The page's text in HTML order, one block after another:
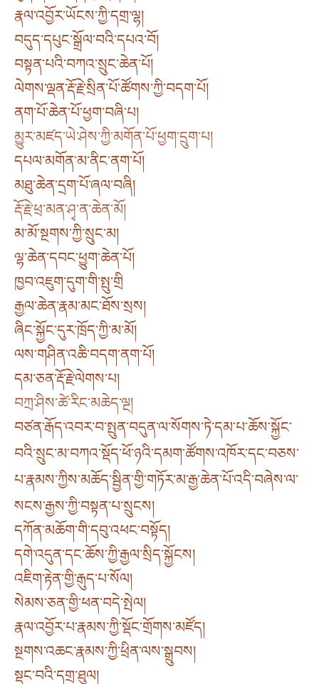
རྣལ་འབྱོར་ཡོངས་ཀྱི་དགྲ་ལྷ།
བདུད་དཔུང་སྒྲོལ་བའི་དཔའ་བོ།
བསྟན་པའི་བཀའ་སྲུང་ཆེན་པོ།
ལེགས་ལྡན་རྡོ་རྗེ་སྲིན་པོ་ཚོགས་ཀྱི་བདག་པོ།
ནག་པོ་ཆེན་པོ་ཕྱག་བཞི་པ།
མྱུར་མཛད་ཡེ་ཤེས་ཀྱི་མགོན་པོ་ཕྱག་དྲུག་པ།
དཔལ་མགོན་མ་ནིང་ནག་པོ།
མཐུ་ཆེན་དྲག་པོ་ཞལ་བཞི།
རྡོ་རྗེ་ཕྲ་མན་ཤྭ་ན་ཆེན་མོ།
མ་མོ་སྔགས་ཀྱི་སྲུང་མ།
ལྷ་ཆེན་དབང་ཕྱུག་ཆེན་པོ།
ཁྱབ་འཇུག་དུག་གི་སྤུ་གྲི
རྒྱལ་ཆེན་རྣམ་མང་ཐོས་སྲས།
ཞིང་སྐྱོང་དུར་ཁྲོད་ཀྱི་མ་མོ།
ལས་གཤིན་འཆི་བདག་ནག་པོ།
དམ་ཅན་རྡོ་རྗེ་ལེགས་པ།
བཀྲ་ཤིས་ཚེ་རིང་མཆེད་ལྔ།
བཙན་རྒོད་འབར་བ་སྤུན་བདུན་ལ་སོགས་ཏེ་དམ་པ་ཆོས་སྐྱོང་
བའི་སྲུང་མ་བཀའ་སྡོད་ཕོ་ཉའི་དམག་ཚོགས་འཁོར་དང་བཅས་
པ་རྣམས་ཀྱིས་མཆོད་སྦྱིན་གྱི་གཏོར་མ་རྒྱ་ཆེན་པོ་འདི་བཞེས་ལ་
སངས་རྒྱས་ཀྱི་བསྟན་པ་སྲུངས།
དཀོན་མཆོག་གི་དབུ་འཕང་བསྟོད།
དགེ་འདུན་དང་ཆོས་ཀྱི་རྒྱལ་སྲིད་སྐྱོངས།
འཇིག་རྟེན་གྱི་རྒུད་པ་སོལ།
སེམས་ཅན་གྱི་ཕན་བདེ་སྤེལ།
རྣལ་འབྱོར་པ་རྣམས་ཀྱི་སྡོང་གྲོགས་མཛོད།
སྔགས་འཆང་རྣམས་ཀྱི་ཕྲིན་ལས་སྒྲུབས།
སྡང་བའི་དགྲ་ཐུལ།